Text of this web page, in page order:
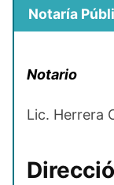
Notaría
Notario
Lic. Herrera